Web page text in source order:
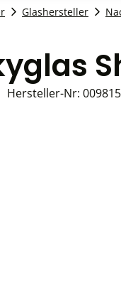
Glashersteller
Hersteller-Nr: